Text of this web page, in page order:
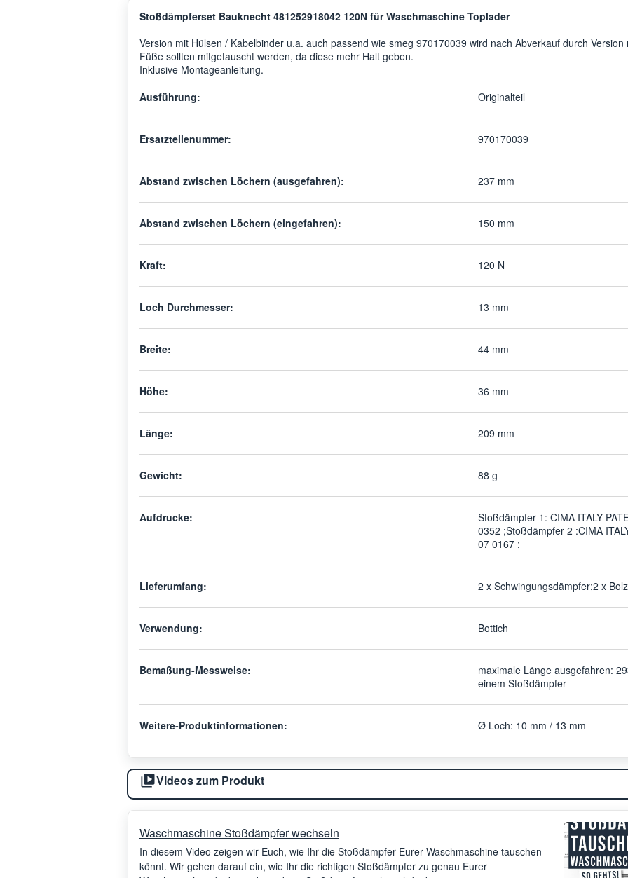
Stoßdämpferset Bauknecht 481252918042 120N für Waschmaschine Toplader
Version mit Hülsen / Kabelbinder u.a. auch passend wie smeg 970170039 wird nach Abverkauf durch
Füße sollten mitgetauscht werden, da diese mehr Halt geben.
Inklusive Montageanleitung.
Ausführung:
Originalteil
Ersatzteilenummer: 970170039
Abstand zwischen Löchern (ausgefahren): 237 mm
Abstand zwischen Löchern (eingefahren): 150 mm
Kraft: 120 N
Loch Durchmesser: 13 mm
Breite: 44 mm
Höhe: 36 mm
Länge: 209 mm
Gewicht: 88 g
Aufdrucke:
Stoßdämpfer 1: CIMA ITALY
0352 ;Stoßdämpfer 2 :CIMA
07 0167 ;
Lieferumfang: 2 x Schwingungsdämpfer;2 x
Verwendung: Bottich
Bemaßung-Messweise:
maximale Länge ausgefahren:
einem Stoßdämpfer
Weitere-Produktinformationen: Ø Loch: 10 mm / 13 mm
Videos zum Produkt
Waschmaschine Stoßdämpfer wechseln
In diesem Video zeigen wir Euch, wie Ihr die Stoßdämpfer Eurer Waschmaschine tauschen
könnt. Wir gehen darauf ein, wie Ihr die richtigen Stoßdämpfer zu genau Eurer